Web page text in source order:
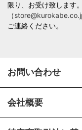
限り、お受け致します
（
ご連絡ください。
お問い合わせ
会社概要